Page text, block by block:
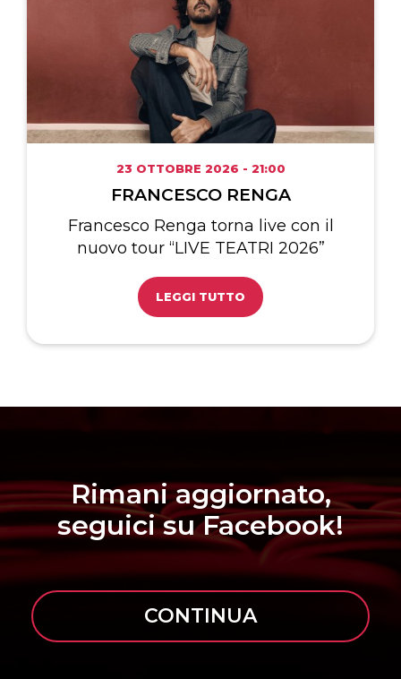
23 OTTOBRE 2026 - 21:00
FRANCESCO RENGA
Francesco Renga torna live con il
nuovo tour “LIVE TEATRI 2026”
LEGGI TUTTO
Rimani aggiornato,
seguici su Facebook!
CONTINUA